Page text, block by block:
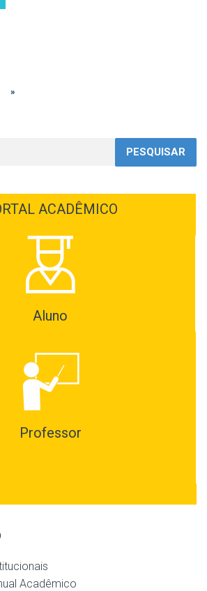
»
PESQUISAR
ACADÊMICO
Aluno
Professor
Acadêmico